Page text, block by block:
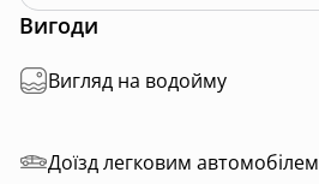
Вигоди
Вигляд на водойму
Доїзд легковим автомобілем